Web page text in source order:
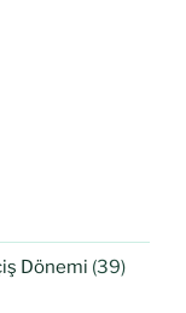
Dönemi (39)